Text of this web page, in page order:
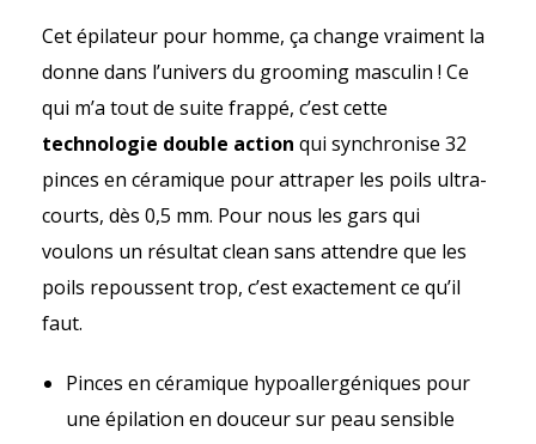
Cet épilateur pour homme, ça change vraiment la
donne dans l’univers du grooming masculin ! Ce
qui m’a tout de suite frappé, c’est cette
technologie double action qui synchronise 32
pinces en céramique pour attraper les poils ultra-
courts, dès 0,5 mm. Pour nous les gars qui
voulons un résultat clean sans attendre que les
poils repoussent trop, c’est exactement ce qu’il
faut.
Pinces en céramique hypoallergéniques pour
une épilation en douceur sur peau sensible